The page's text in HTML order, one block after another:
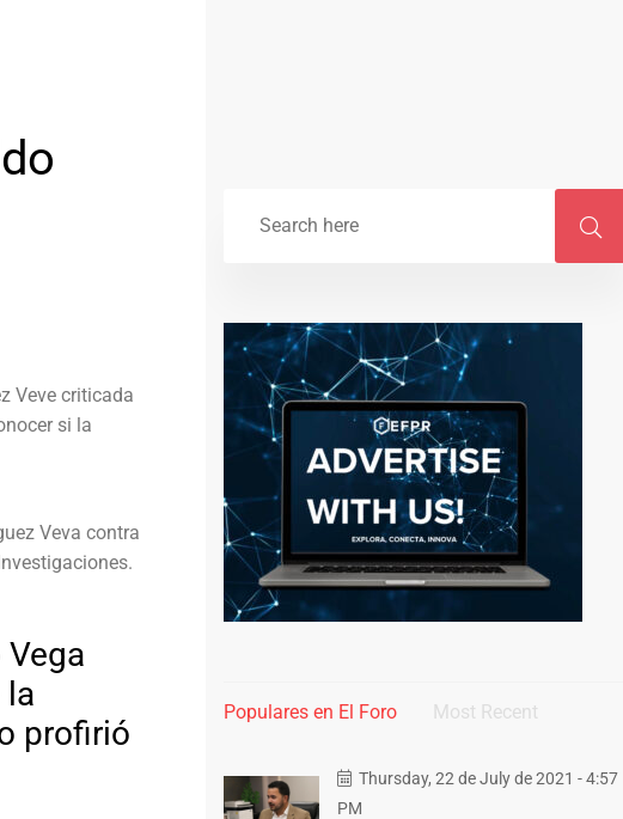
Veve criticada
si la
Veva contra
la
profirió
Populares en El Foro Most Recent
Thursday, 22 de July de 2021 - 4:57
PM